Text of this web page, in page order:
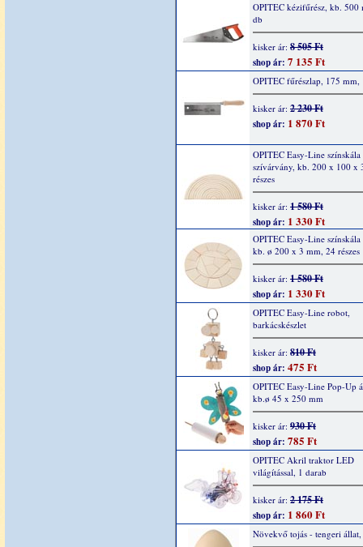
OPITEC kézifűrész, kb. 500
db
kisker ár: 8 505 Ft
shop ár: 7 135 Ft
OPITEC fűrészlap, 175 mm,
kisker ár: 2 230 Ft
shop ár: 1 870 Ft
OPITEC Easy-Line színskála
szívárvány, kb. 200 x 100 x
részes
kisker ár: 1 580 Ft
shop ár: 1 330 Ft
OPITEC Easy-Line
kb. ø 200 x 3 mm, 24 részes
kisker ár: 1 580 Ft
shop ár: 1 330 Ft
OPITEC Easy-Line robot,
barkácskészlet
kisker ár: 810 Ft
shop ár: 475 Ft
OPITEC Easy-Line Pop-Up
kb.ø 45 x 250 mm
kisker ár: 930 Ft
shop ár: 785 Ft
OPITEC Akril traktor LED
világítással, 1 darab
kisker ár: 2 175 Ft
shop ár: 1 860 Ft
Növekvő tojás - tengeri állat,